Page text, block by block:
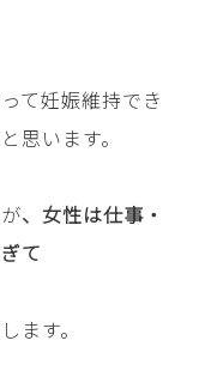
て妊娠維持でき
思います。
、女性は仕事・
て
ます。